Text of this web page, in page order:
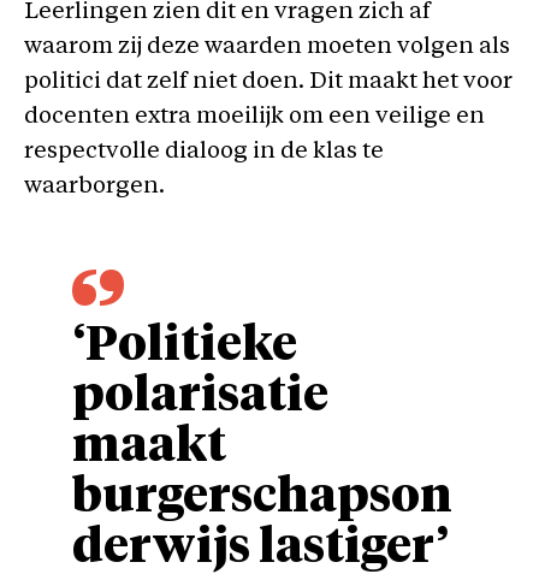
Leerlingen zien dit en vragen zich af
waarom zij deze waarden moeten volgen als
politici dat zelf niet doen. Dit maakt het voor
docenten extra moeilijk om een veilige en
respectvolle dialoog in de klas te
waarborgen.
‘Politieke
polarisatie
maakt
burgerschapson
derwijs lastiger’